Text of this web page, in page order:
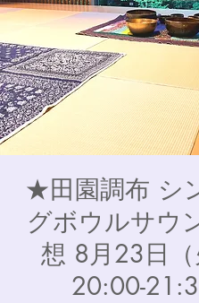
★田園調布 シ
グボウルサウ
想 8月23日（
20:00-